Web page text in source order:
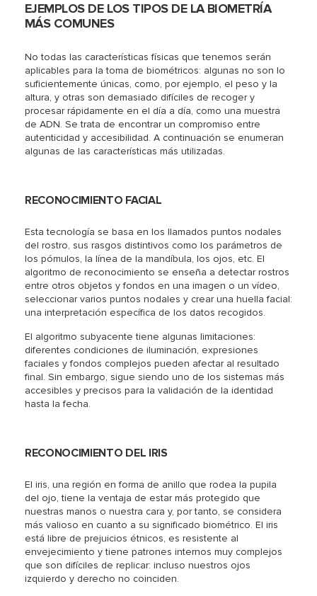
EJEMPLOS DE LOS TIPOS DE LA BIOMETRÍA
MÁS COMUNES
No todas las características físicas que tenemos serán
aplicables para la toma de biométricos: algunas no son lo
suficientemente únicas, como, por ejemplo, el peso y la
altura, y otras son demasiado difíciles de recoger y
procesar rápidamente en el día a día, como una muestra
de ADN. Se trata de encontrar un compromiso entre
autenticidad y accesibilidad. A continuación se enumeran
algunas de las características más utilizadas.
RECONOCIMIENTO FACIAL
Esta tecnología se basa en los llamados puntos nodales
del rostro, sus rasgos distintivos como los parámetros de
los pómulos, la línea de la mandíbula, los ojos, etc. El
algoritmo de reconocimiento se enseña a detectar rostros
entre otros objetos y fondos en una imagen o un vídeo,
seleccionar varios puntos nodales y crear una huella facial:
una interpretación específica de los datos recogidos.
El algoritmo subyacente tiene algunas limitaciones:
diferentes condiciones de iluminación, expresiones
faciales y fondos complejos pueden afectar al resultado
final. Sin embargo, sigue siendo uno de los sistemas más
accesibles y precisos para la validación de la identidad
hasta la fecha.
RECONOCIMIENTO DEL IRIS
El iris, una región en forma de anillo que rodea la pupila
del ojo, tiene la ventaja de estar más protegido que
nuestras manos o nuestra cara y, por tanto, se considera
más valioso en cuanto a su significado biométrico. El iris
está libre de prejuicios étnicos, es resistente al
envejecimiento y tiene patrones internos muy complejos
que son difíciles de replicar: incluso nuestros ojos
izquierdo y derecho no coinciden.